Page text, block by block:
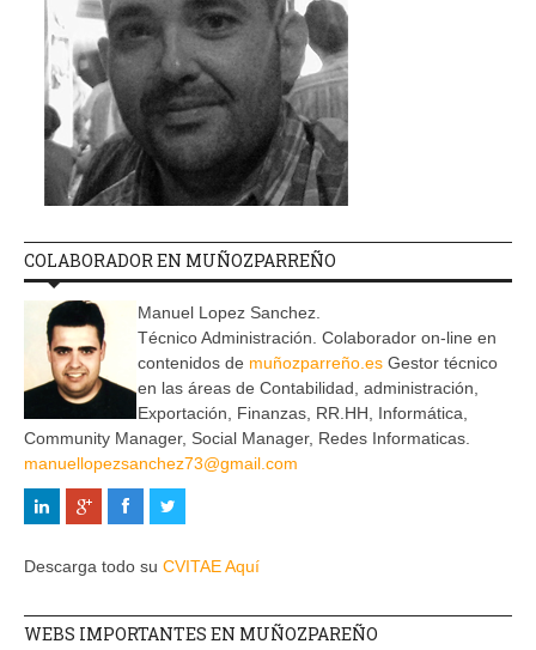
COLABORADOR EN MUÑOZPARREÑO
Manuel Lopez Sanchez.
Técnico Administración. Colaborador on-line en
contenidos de muñozparreño.es Gestor técnico
en las áreas de Contabilidad, administración,
Exportación, Finanzas, RR.HH, Informática,
Community Manager, Social Manager, Redes Informaticas.
manuellopezsanchez73@gmail.com
Descarga todo su CVITAE Aquí
WEBS IMPORTANTES EN MUÑOZPAREÑO